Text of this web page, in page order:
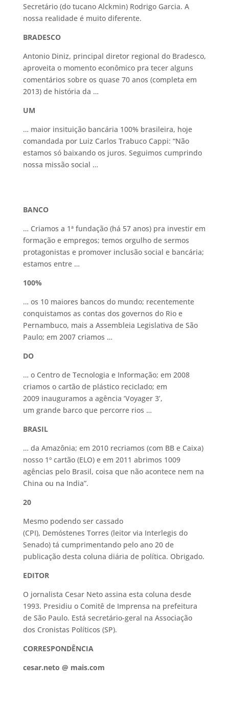
Secretário (do tucano Alckmin) Rodrigo Garcia. A
nossa realidade é muito diferente.
BRADESCO
Antonio Diniz, principal diretor regional do Bradesco,
aproveita o momento econômico pra tecer alguns
comentários sobre os quase 70 anos (completa em
2013) de história da …
UM
… maior insituição bancária 100% brasileira, hoje
comandada por Luiz Carlos Trabuco Cappi: “Não
estamos só baixando os juros. Seguimos cumprindo
nossa missão social …
BANCO
… Criamos a 1ª fundação (há 57 anos) pra investir em
formação e empregos; temos orgulho de sermos
protagonistas e promover inclusão social e bancária;
estamos entre …
100%
… os 10 maiores bancos do mundo; recentemente
conquistamos as contas dos governos do Rio e
Pernambuco, mais a Assembleia Legislativa de São
Paulo; em 2007 criamos …
DO
… o Centro de Tecnologia e Informação; em 2008
criamos o cartão de plástico reciclado; em
2009 inauguramos a agência ‘Voyager 3’,
um grande barco que percorre rios …
BRASIL
… da Amazônia; em 2010 recriamos (com BB e Caixa)
nosso 1º cartão (ELO) e em 2011 abrimos 1009
agências pelo Brasil, coisa que não acontece nem na
China ou na India”.
20
Mesmo podendo ser cassado
(CPI), Demóstenes Torres (leitor via Interlegis do
Senado) tá cumprimentando pelo ano 20 de
publicação desta coluna diária de política. Obrigado.
EDITOR
O jornalista Cesar Neto assina esta coluna desde
1993. Presidiu o Comitê de Imprensa na prefeitura
de São Paulo. Está secretário-geral na Associação
dos Cronistas Políticos (SP).
CORRESPONDÊNCIA
cesar.neto @ mais.com